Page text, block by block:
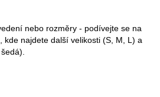
nebo rozměry - podívejte se na
kde najdete další velikosti (S, M, L) a